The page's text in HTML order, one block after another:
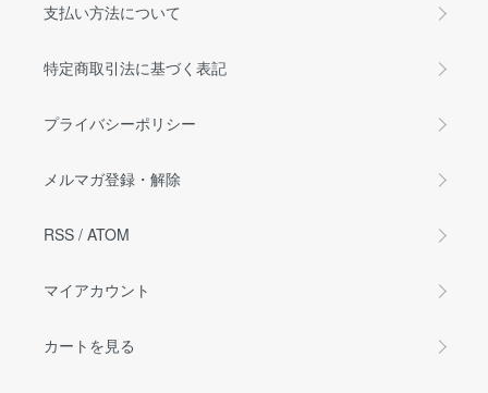
支払い方法について
特定商取引法に基づく表記
プライバシーポリシー
メルマガ登録・解除
RSS / ATOM
マイアカウント
カートを見る